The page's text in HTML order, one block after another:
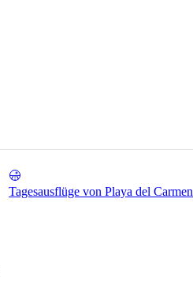
Tagesausflüge von Playa del Carmen